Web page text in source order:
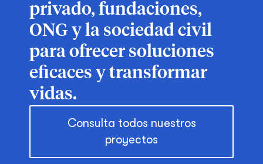
privado, fundaciones,
ONG y la sociedad civil
para ofrecer soluciones
eficaces y transformar
vidas.
Consulta todos nuestros
proyectos